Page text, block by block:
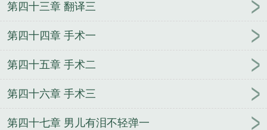
第四十三章 翻译三
第四十四章 手术一
第四十五章 手术二
第四十六章 手术三
第四十七章 男儿有泪不轻弹一